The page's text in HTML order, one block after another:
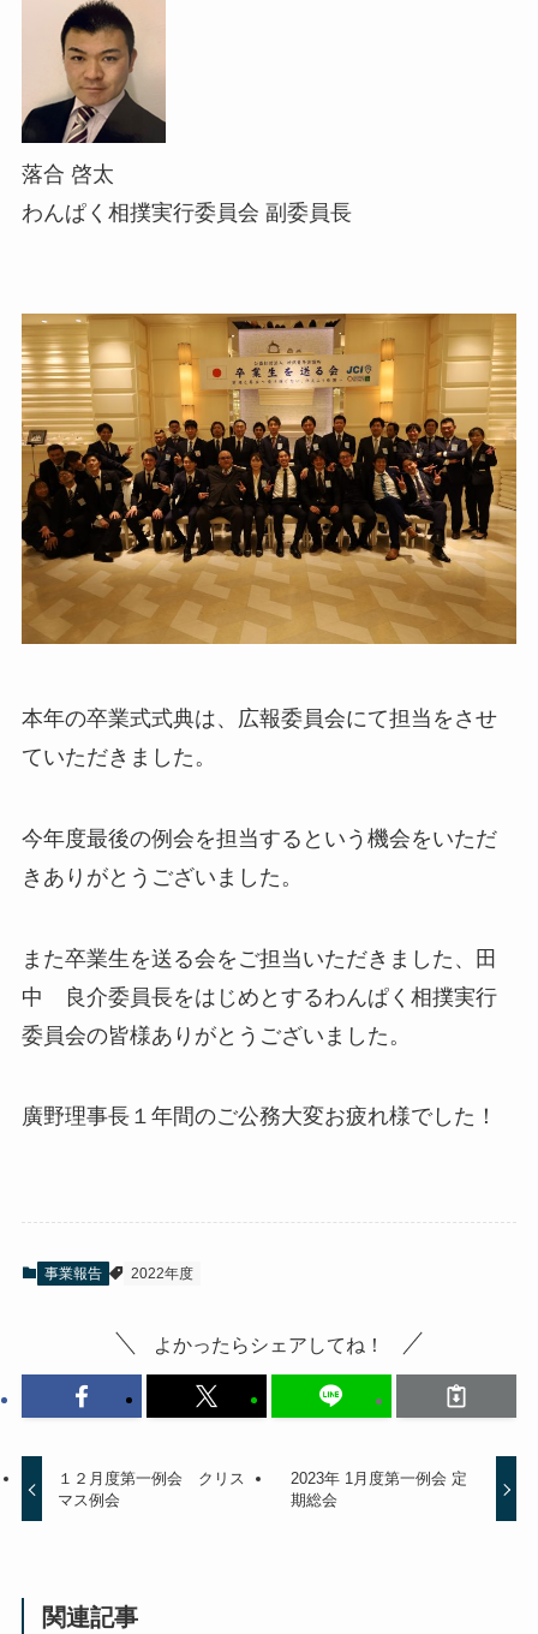
落合 啓太
わんぱく相撲実行委員会 副委員長
本年の卒業式式典は、広報委員会にて担当をさせ
ていただきました。
今年度最後の例会を担当するという機会をいただ
きありがとうございました。
また卒業生を送る会をご担当いただきました、田
中 良介委員長をはじめとするわんぱく相撲実行
委員会の皆様ありがとうございました。
廣野理事長１年間のご公務大変お疲れ様でした！
事業報告 2022年度
よかったらシェアしてね！
１２月度第一例会 クリス
マス例会
2023年 1月度第一例会 定
期総会
関連記事